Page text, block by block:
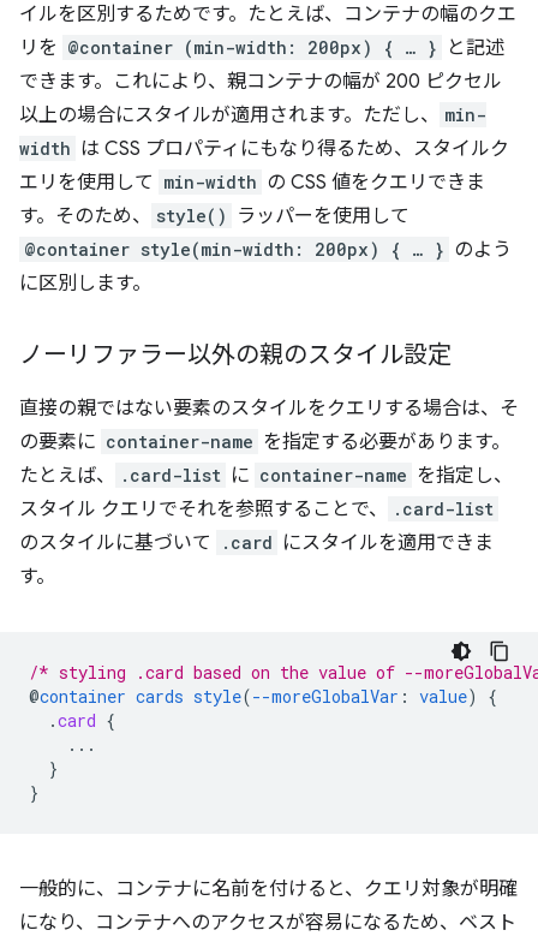
イルを区別するためです。たとえば、コンテナの幅のクエ
リを @container (min-width: 200px) { … }
と記述
できます。これにより、親コンテナの幅が 200 ピクセル
以上の場合にスタイルが適用されます。ただし、
min-
width は CSS プロパティにもなり得るため、スタイルク
エリを使用して min-width の CSS 値をクエリできま
す。そのため、
style() ラッパーを使用して
@container style(min-width: 200px) { … } のよう
に区別します。
ノーリファラー以外の親のスタイル設定
直接の親ではない要素のスタイルをクエリする場合は、そ
の要素に container-name を指定する必要があります。
たとえば、
.card-list に container-name を指定し、
スタイル クエリでそれを参照することで、
.card-list
のスタイルに基づいて .card にスタイルを適用できま
す。
/* styling .card based on the value of --
@container cards style(--moreGlobalVar : value)
{
.card {
...
}
}
一般的に、コンテナに名前を付けると、クエリ対象が明確
になり、コンテナへのアクセスが容易になるため、ベスト